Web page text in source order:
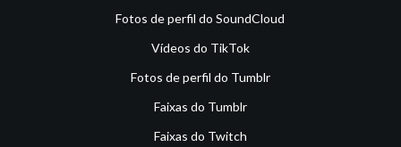
Fotos de perfil do SoundCloud
Vídeos do TikTok
Fotos de perfil do Tumblr
Faixas do Tumblr
Faixas do Twitch